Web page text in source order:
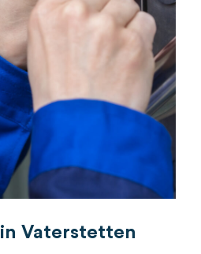
in Vaterstetten